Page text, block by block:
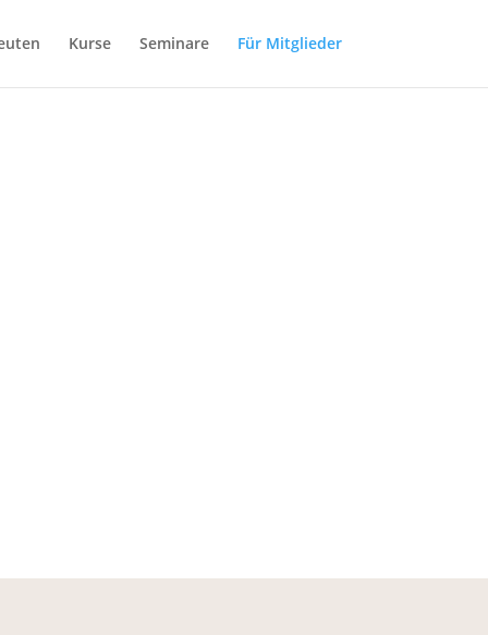
Kurse Seminare Für Mitglieder